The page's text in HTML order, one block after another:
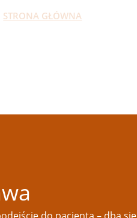
STRONA GŁÓWNA